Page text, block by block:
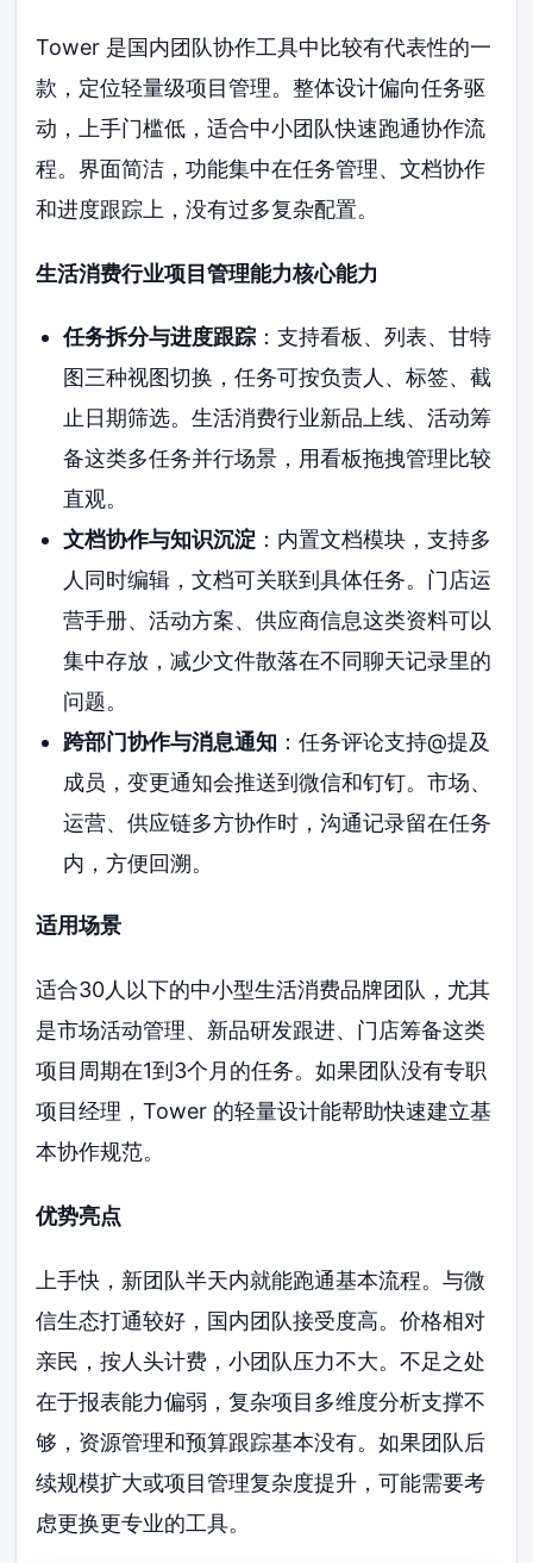
Tower 是国内团队协作工具中比较有代表性的一
款，定位轻量级项目管理。整体设计偏向任务驱
动，上手门槛低，适合中小团队快速跑通协作流
程。界面简洁，功能集中在任务管理、文档协作
和进度跟踪上，没有过多复杂配置。
生活消费行业项目管理能力核心能力
任务拆分与进度跟踪：支持看板、列表、甘特
图三种视图切换，任务可按负责人、标签、截
止日期筛选。生活消费行业新品上线、活动筹
备这类多任务并行场景，用看板拖拽管理比较
直观。
文档协作与知识沉淀：内置文档模块，支持多
人同时编辑，文档可关联到具体任务。门店运
营手册、活动方案、供应商信息这类资料可以
集中存放，减少文件散落在不同聊天记录里的
问题。
跨部门协作与消息通知 ：任务评论支持@提及
成员，变更通知会推送到微信和钉钉。市场、
运营、供应链多方协作时，沟通记录留在任务
内，方便回溯。
适用场景
适合30人以下的中小型生活消费品牌团队，尤其
是市场活动管理、新品研发跟进、门店筹备这类
项目周期在1到3个月的任务。如果团队没有专职
项目经理，Tower 的轻量设计能帮助快速建立基
本协作规范。
优势亮点
上手快，新团队半天内就能跑通基本流程。与微
信生态打通较好，国内团队接受度高。价格相对
亲民，按人头计费，小团队压力不大。不足之处
在于报表能力偏弱，复杂项目多维度分析支撑不
够，资源管理和预算跟踪基本没有。如果团队后
续规模扩大或项目管理复杂度提升，可能需要考
虑更换更专业的工具。